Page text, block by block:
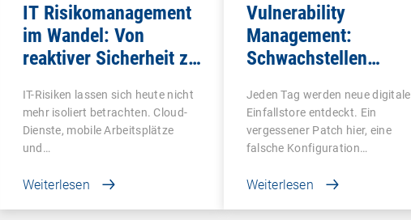
IT Risikomanagement
im Wandel: Von
reaktiver Sicherheit zu
IT-Risiken lassen sich heute nicht
mehr isoliert betrachten. Cloud-
Dienste, mobile Arbeitsplätze
und…
Weiterlesen
Vulnerability
Management:
Schwachstellen
andere tun
Jeden Tag werden neue digitale
Einfallstore entdeckt. Ein
vergessener Patch hier, eine
falsche Konfiguration…
Weiterlesen